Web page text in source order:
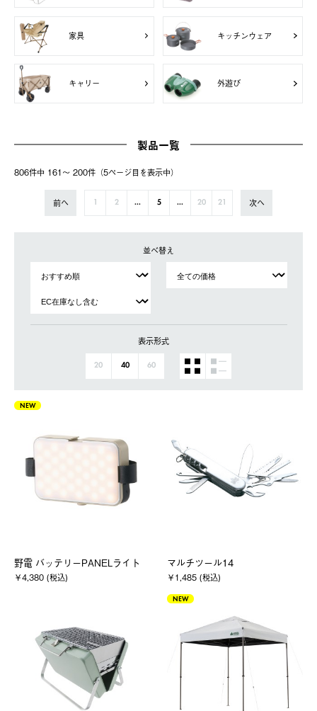
家具 キッチンウェア
キャリー 外遊び
製品一覧
806件中 161〜 200件（5ページ⽬を表⽰中）
前へ 2 ... 5 ... 20 21 次へ
並べ替え
表示形式
20 40 60
NEW
野電 バッテリーPANELライト
￥4,380 (税込)
マルチツール14
￥1,485 (税込)
NEW